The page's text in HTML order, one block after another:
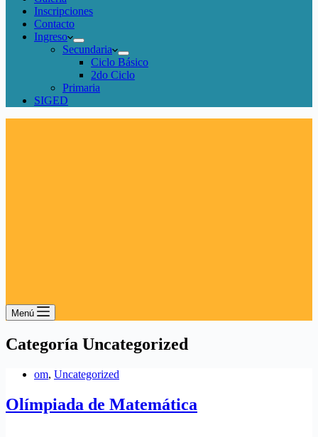
Inscripciones
Contacto
Ingreso
Secundaria
Ciclo Básico
2do Ciclo
Primaria
SIGED
Menú
Categoría Uncategorized
om, Uncategorized
Olímpiada de Matemática